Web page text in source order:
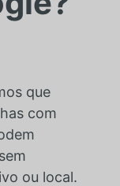
que
com
ou local.